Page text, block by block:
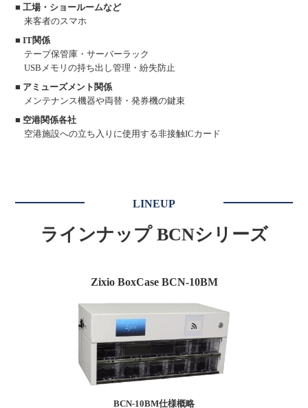
■ 工場・ショールームなど
来客者のスマホ
■ IT関係
テープ保管庫・サーバーラック
USBメモリの持ち出し管理・紛失防止
■ アミューズメント関係
メンテナンス機器や両替・発券機の鍵束
■ 空港関係各社
空港施設への立ち入りに使用する非接触ICカード
LINEUP
ラインナップ BCNシリーズ
Zixio BoxCase BCN-10BM
BCN-10BM仕様概略